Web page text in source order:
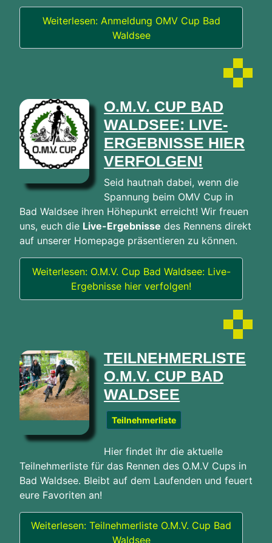
Weiterlesen: Anmeldung OMV Cup Bad
Waldsee
O.M.V. CUP BAD
WALDSEE: LIVE-
ERGEBNISSE HIER
VERFOLGEN!
Seid hautnah dabei, wenn die
Spannung beim OMV Cup in
Bad Waldsee ihren Höhepunkt erreicht! Wir freuen
uns, euch die Live-Ergebnisse des Rennens direkt
auf unserer Homepage präsentieren zu können.
Weiterlesen: O.M.V. Cup Bad Waldsee: Live-
Ergebnisse hier verfolgen!
TEILNEHMERLISTE
O.M.V. CUP BAD
WALDSEE
Teilnehmerliste
Hier findet ihr die aktuelle
Teilnehmerliste für das Rennen des O.M.V Cups in
Bad Waldsee. Bleibt auf dem Laufenden und feuert
eure Favoriten an!
Weiterlesen: Teilnehmerliste O.M.V. Cup Bad
Waldsee